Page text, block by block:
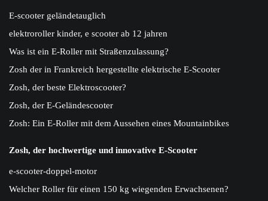
E-scooter geländetauglich
elektroroller kinder, e scooter ab 12 jahren
Was ist ein E-Roller mit Straßenzulassung?
Zosh der in Frankreich hergestellte elektrische E-Scooter
Zosh, der beste Elektroscooter?
Zosh, der E-Geländescooter
Zosh: Ein E-Roller mit dem Aussehen eines Mountainbikes
Zosh, der hochwertige und innovative E-Scooter
e-scooter-doppel-motor
Welcher Roller für einen 150 kg wiegenden Erwachsenen?